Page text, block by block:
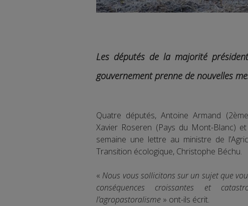
Les députés de la majorité
gouvernement prenne de nouvelles
Quatre députés, Antoine Armand
Xavier Roseren (Pays du Mont-Blanc)
semaine une lettre au ministre de
Transition écologique, Christophe Béchu.
« Nous vous sollicitons sur un sujet que
conséquences croissantes et
l’agropastoralisme » ont-ils écrit.